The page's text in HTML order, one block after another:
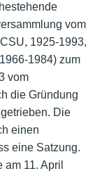
vom
1925-1993,
1984) zum
vom
die Gründung
Die
einen
eine Satzung.
11. April